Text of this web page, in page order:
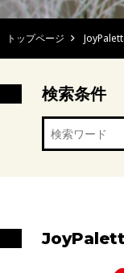
トップページ
検索条件